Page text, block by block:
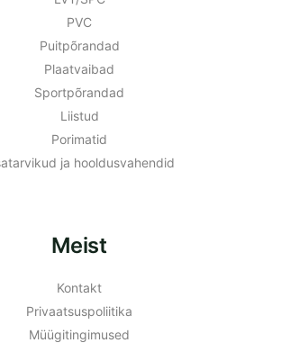
PVC
Puitpõrandad
Plaatvaibad
Sportpõrandad
Liistud
Porimatid
ja hooldusvahendid
Meist
Kontakt
Privaatsuspoliitika
Müügitingimused